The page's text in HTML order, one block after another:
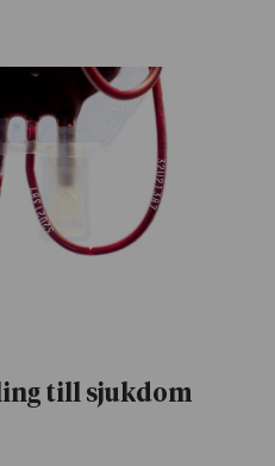
till sjukdom